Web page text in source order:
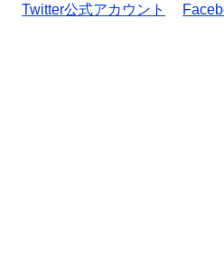
Twitter公式アカウント